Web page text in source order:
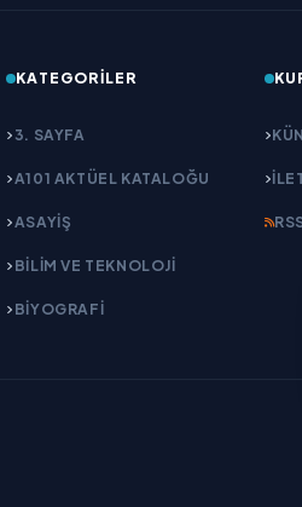
KATEGORILER
3. SAYFA
A101 AKTÜEL KATALOĞU
ASAYİŞ
BİLİM VE TEKNOLOJİ
BİYOGRAFİ